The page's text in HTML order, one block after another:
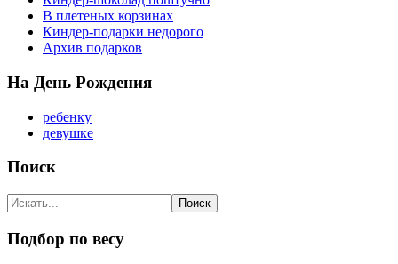
В плетеных корзинах
Киндер-подарки недорого
Архив подарков
На День Рождения
ребенку
девушке
Поиск
Подбор по весу